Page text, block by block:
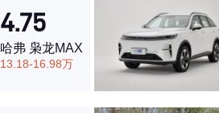
4.75
哈弗 枭龙MAX
13.18-16.98万